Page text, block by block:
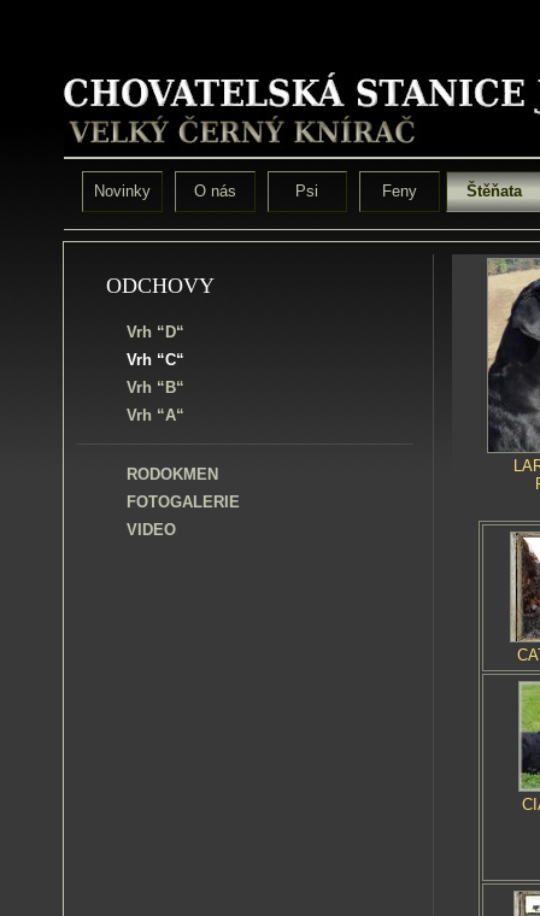
Novinky O nás Psi Feny Štěňata
ODCHOVY
Vrh “D“
Vrh “C“
Vrh “B“
Vrh “A“
RODOKMEN
FOTOGALERIE
VIDEO